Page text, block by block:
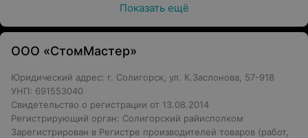
Показать ещё
ООО «СтомМастер»
Юридический адрес: г. Солигорск, ул. К.Заслонова, 57-918
УНП: 691553040
Свидетельство о регистрации от 13.08.2014
Регистрирующий орган: Солигорский райисполком
Зарегистрирован в Регистре производителей товаров (работ,